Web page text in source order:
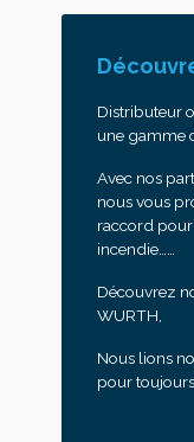
Distributeur
une gamme
Avec nos
nous vous
raccord pour
incendie……
Découvrez
WURTH,
Nous lions
pour